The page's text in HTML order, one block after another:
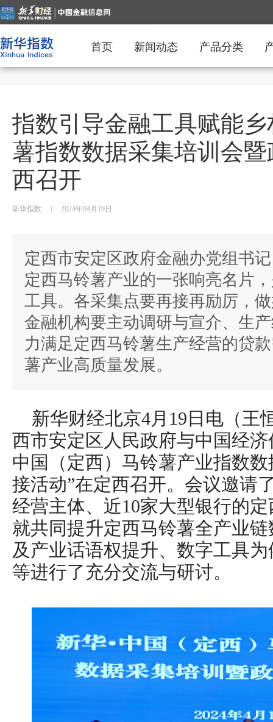
首页 新闻动态 产品分类
指数引导金融工具赋能
薯指数数据采集培训会
西召开
新华指数 2024年04月19日
定西市安定区政府金融办党组书
定西马铃薯产业的一张响亮名片
工具。各采集点要再接再励厉，
金融机构要主动调研与宣介、生
力满足定西马铃薯生产经营的贷
薯产业高质量发展。
新华财经北京4月19日电（王
西市安定区人民政府与中国经
中国（定西）马铃薯产业指数
接活动”在定西召开。会议邀请
经营主体、近10家大型银行的
就共同提升定西马铃薯全产业
及产业话语权提升、数字工具
等进行了充分交流与研讨。